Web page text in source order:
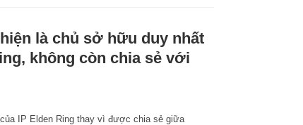
là chủ sở hữu duy nhất
không còn chia sẻ với
IP Elden Ring thay vì được chia sẻ giữa